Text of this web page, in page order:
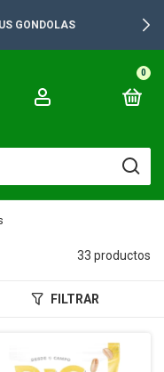
GONDOLAS
0
33 productos
FILTRAR